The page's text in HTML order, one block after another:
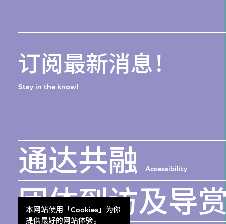
本网站使用「Cookies」为你
提供最好的网站体验。
订阅最新消息！
Stay in the know!
通达共融 Accessibility
团体到访及导赏